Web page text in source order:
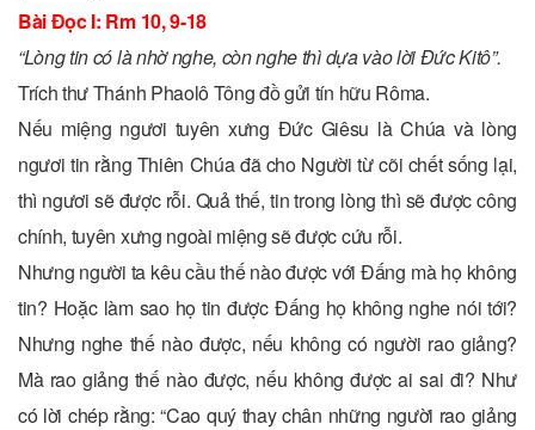
Bài Ðọc I: Rm 10, 9-18
“Lòng tin có là nhờ nghe, còn nghe thì dựa vào lời Ðức Kitô”.
Trích thư Thánh Phaolô Tông đồ gửi tín hữu Rôma.
Nếu miệng ngươi tuyên xưng Ðức Giêsu là Chúa và lòng
ngươi tin rằng Thiên Chúa đã cho Người từ cõi chết sống lại,
thì ngươi sẽ được rỗi. Quả thế, tin trong lòng thì sẽ được công
chính, tuyên xưng ngoài miệng sẽ được cứu rỗi.
Nhưng người ta kêu cầu thế nào được với Ðấng mà họ không
tin? Hoặc làm sao họ tin được Ðấng họ không nghe nói tới?
Nhưng nghe thế nào được, nếu không có người rao giảng?
Mà rao giảng thế nào được, nếu không được ai sai đi? Như
có lời chép rằng: “Cao quý thay chân những người rao giảng